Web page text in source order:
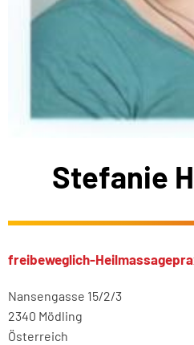
Stefanie
freibeweglich-
Nansengasse 15/2/3
2340 Mödling
Österreich